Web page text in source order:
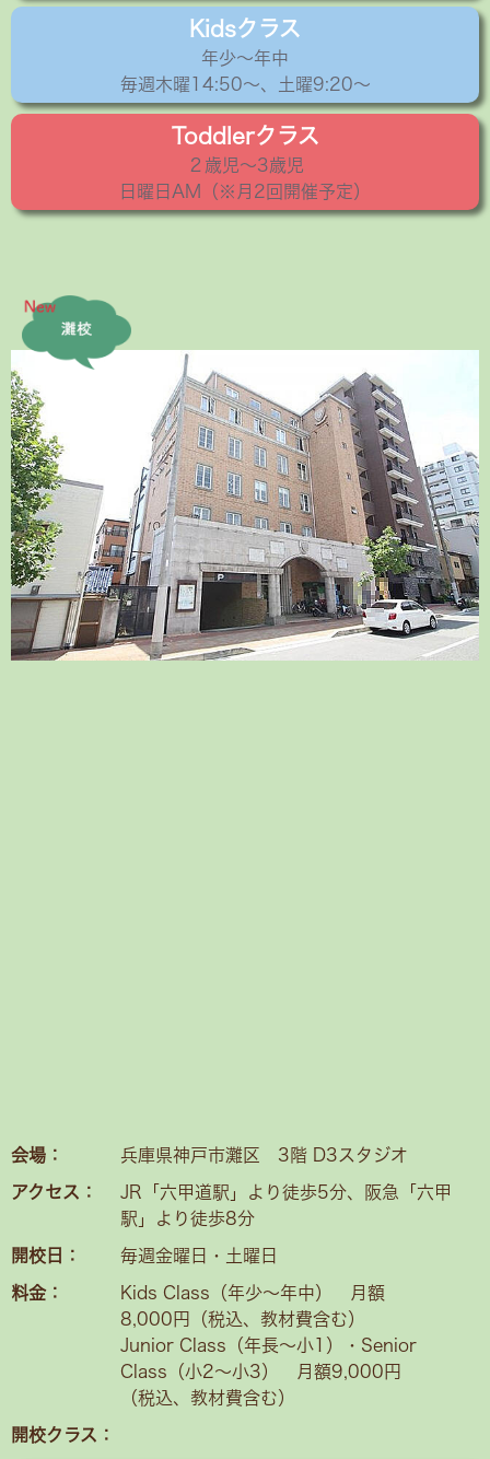
Kidsクラス
年少〜年中
毎週木曜14:50〜、土曜9:20～
Toddlerクラス
２歳児〜3歳児
日曜日AM（※月2回開催予定）
会場： 兵庫県神戸市灘区 3階 D3スタジオ
アクセス：
JR「六甲道駅」より徒歩5分、阪急「六甲
駅」より徒歩8分
開校日： 毎週金曜日・土曜日
料金：
Kids Class（年少〜年中） 月額
8,000円（税込、教材費含む）
Junior Class（年長～小1）・Senior
Class（小2〜小3） 月額9,000円
（税込、教材費含む）
開校クラス：